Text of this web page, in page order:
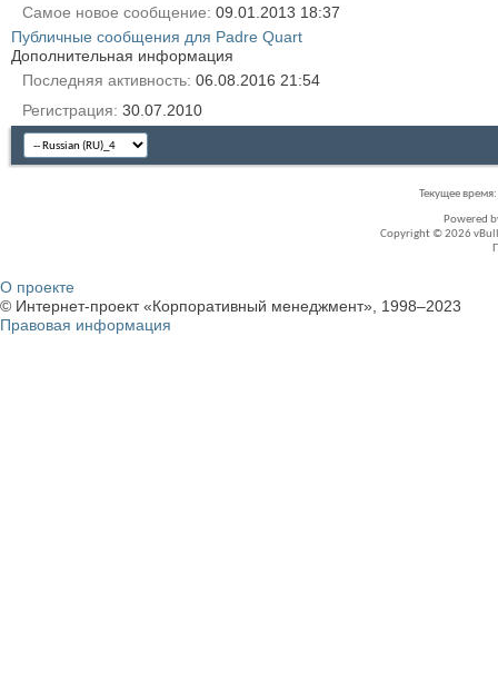
Самое новое сообщение 09.01.2013 18:37
Публичные сообщения для Padre Quart
Дополнительная информация
Последняя активность 06.08.2016 21:54
Регистрация 30.07.2010
Текущее время:
Powered
Copyright © 2026
О проекте
© Интернет-проект «Корпоративный менеджмент», 1998–2023
Правовая информация